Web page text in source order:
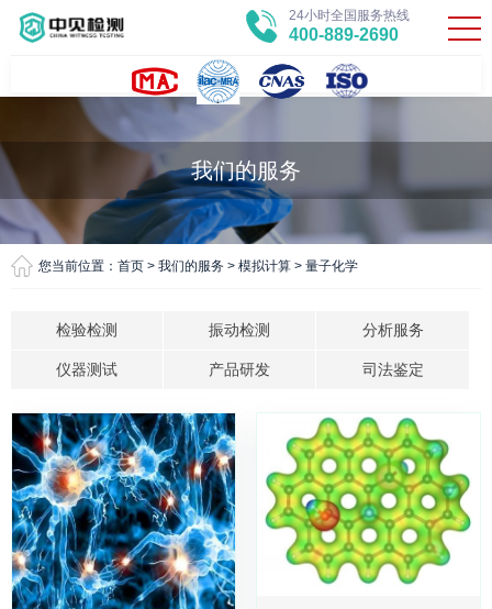
24小时全国服务热线
400-889-2690
我们的服务
您当前位置： 首页 > 我们的服务 > 模拟计算 > 量子化学
检验检测 振动检测 分析服务
仪器测试 产品研发 司法鉴定